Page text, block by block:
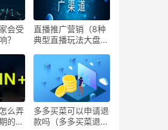
会受
？
直播推广营销（8种
典型直播玩法大盘
么弄
的解
多多买菜可以申请退
款吗（多多买菜退款